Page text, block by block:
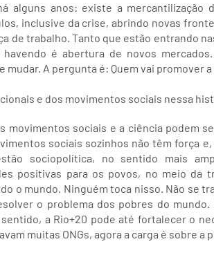
alguns anos: existe a mercantilização
inclusive da crise, abrindo novas
de trabalho. Tanto que estão entrando
é abertura de novos
A pergunta é: Quem vai promover a
e dos movimentos sociais nessa
movimentos sociais e a ciência podem
sociais sozinhos não têm força
sociopolítica, no sentido mais
positivas para os povos, no meio da
o mundo. Ninguém toca nisso. Não se
o problema dos pobres do mundo.
a Rio+20 pode até fortalecer o
muitas ONGs, agora a carga é sobre a